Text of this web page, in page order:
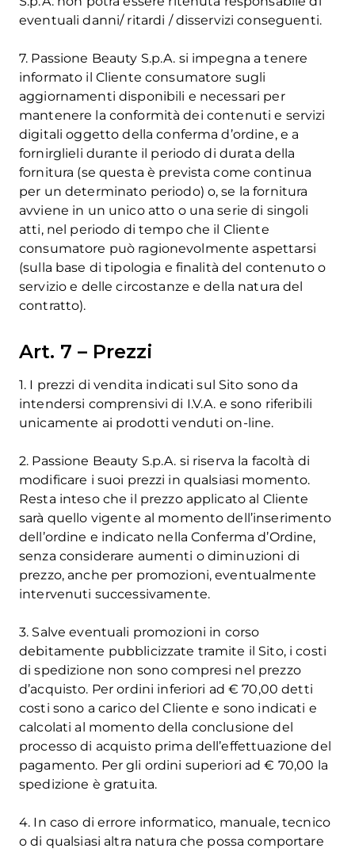
eventuali danni/ ritardi / disservizi conseguenti.
7. Passione Beauty S.p.A. si impegna a tenere
informato il Cliente consumatore sugli
aggiornamenti disponibili e necessari per
mantenere la conformità dei contenuti e servizi
digitali oggetto della conferma d’ordine, e a
fornirglieli durante il periodo di durata della
fornitura (se questa è prevista come continua
per un determinato periodo) o, se la fornitura
avviene in un unico atto o una serie di singoli
atti, nel periodo di tempo che il Cliente
consumatore può ragionevolmente aspettarsi
(sulla base di tipologia e finalità del contenuto o
servizio e delle circostanze e della natura del
contratto).
Art. 7 – Prezzi
1. I prezzi di vendita indicati sul Sito sono da
intendersi comprensivi di I.V.A. e sono riferibili
unicamente ai prodotti venduti on-line.
2. Passione Beauty S.p.A. si riserva la facoltà di
modificare i suoi prezzi in qualsiasi momento.
Resta inteso che il prezzo applicato al Cliente
sarà quello vigente al momento dell’inserimento
dell’ordine e indicato nella Conferma d’Ordine,
senza considerare aumenti o diminuzioni di
prezzo, anche per promozioni, eventualmente
intervenuti successivamente.
3. Salve eventuali promozioni in corso
debitamente pubblicizzate tramite il Sito, i costi
di spedizione non sono compresi nel prezzo
d’acquisto. Per ordini inferiori ad € 70,00 detti
costi sono a carico del Cliente e sono indicati e
calcolati al momento della conclusione del
processo di acquisto prima dell’effettuazione del
pagamento. Per gli ordini superiori ad € 70,00 la
spedizione è gratuita.
4. In caso di errore informatico, manuale, tecnico
o di qualsiasi altra natura che possa comportare